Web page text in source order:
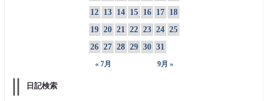
« 7月 9月 »
12 13 14 15 16 17
18
19 20 21 22 23 24 25
26 27 28 29 30 31
日記検索